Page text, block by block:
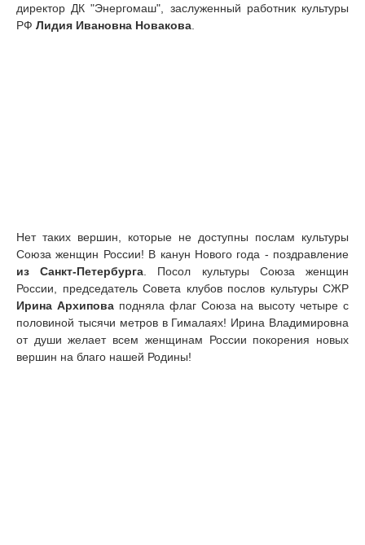
директор ДК "Энергомаш", заслуженный работник культуры
РФ Лидия Ивановна Новакова
Нет таких вершин, которые не доступны послам культуры
Союза женщин России! В канун Нового года - поздравление
из Санкт-Петербурга. Посол культуры Союза женщин
России, председатель Совета клубов послов культуры СЖР
Ирина Архиповаподняла флаг Союза на высоту четыре с
половиной тысячи метров в Гималаях! Ирина Владимировна
от души желает всем женщинам России покорения новых
вершин на благо нашей Родины!